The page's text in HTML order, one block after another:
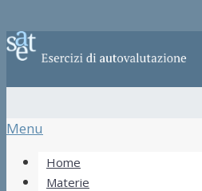
Menu
Home
Materie